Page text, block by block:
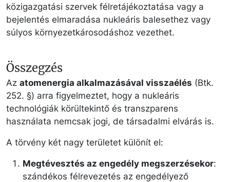
közigazgatási szervek félretájékoztatása vagy a
bejelentés elmaradása nukleáris balesethez vagy
súlyos környezetkárosodáshoz vezethet.
Összegzés
Az atomenergia alkalmazásával visszaélés (Btk.
252. §) arra figyelmeztet, hogy a nukleáris
technológiák körültekintő és transzparens
használata nemcsak jogi, de társadalmi elvárás is.
A törvény két nagy területet különít el:
Megtévesztés az engedély megszerzésekor:
szándékos félrevezetés az engedélyező